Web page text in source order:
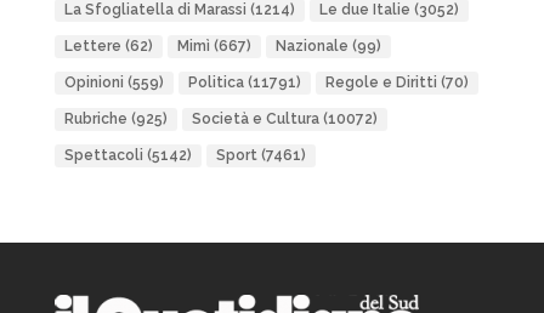
La Sfogliatella di Marassi (1214) Le due Italie (3052)
Lettere (62) Mimì (667) Nazionale (99)
Opinioni (559) Politica(11791) Regole e Diritti (70)
Rubriche (925) Società e Cultura(10072)
Spettacoli (5142) Sport(7461)